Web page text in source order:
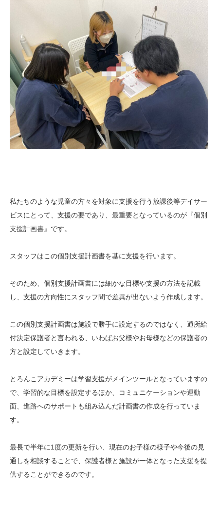
私たちのような児童の方々を対象に支援を行う放課後等デイサー
ビスにとって、支援の要であり、最重要となっているのが『個別
支援計画書』です。
スタッフはこの個別支援計画書を基に支援を行います。
そのため、個別支援計画書には細かな目標や支援の方法を記載
し、支援の方向性にスタッフ間で差異が出ないよう作成します。
この個別支援計画書は施設で勝手に設定するのではなく、通所給
付決定保護者と言われる、いわばお父様やお母様などの保護者の
方と設定していきます。
とろんこアカデミーは学習支援がメインツールとなっていますの
で、学習的な目標を設定するほか、コミュニケーションや運動
面、進路へのサポートも組み込んだ計画書の作成を行っていま
す。
最長で半年に1度の更新を行い、現在のお子様の様子や今後の見
通しを相談することで、保護者様と施設が一体となった支援を提
供することができるのです。